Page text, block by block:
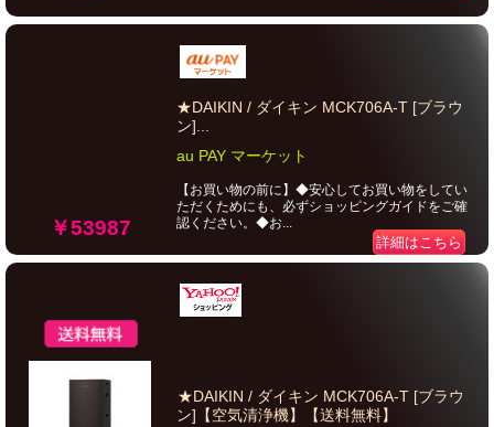
￥53987
★DAIKIN / ダイキン MCK706A-T [ブラウ
ン]...
au PAY マーケット
【お買い物の前に】◆安心してお買い物をしてい
ただくためにも、必ずショッピングガイドをご確
認ください。◆お...
詳細はこちら
★DAIKIN / ダイキン MCK706A-T [ブラウ
ン]【空気清浄機】【送料無料】